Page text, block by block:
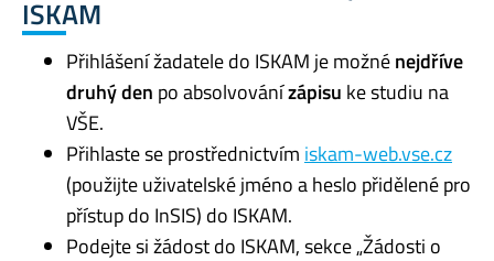
ISKAM
Přihlášení žadatele do ISKAM je možnénejdříve
druhý den po absolvovánízápisu ke studiu na
VŠE.
Přihlaste se prostřednictvím iskam-web.vse.cz
(použijte uživatelské jméno a heslo přidělené pro
přístup do InSIS) do ISKAM.
Podejte si žádost do ISKAM, sekce „Žádosti o